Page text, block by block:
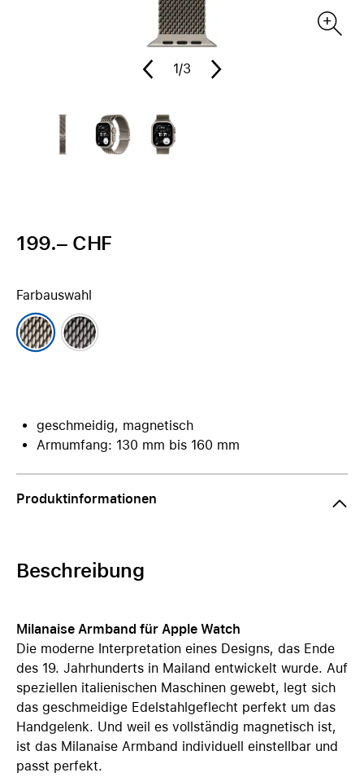
1/3
199.– CHF
Farbauswahl
geschmeidig, magnetisch
Armumfang: 130 mm bis 160 mm
Produktinformationen
Beschreibung
Milanaise Armband für Apple Watch
Die moderne Interpretation eines Designs, das Ende
des 19. Jahrhunderts in Mailand entwickelt wurde. Auf
speziellen italienischen Maschinen gewebt, legt sich
das geschmeidige Edelstahlgeflecht perfekt um das
Handgelenk. Und weil es vollständig magnetisch ist,
ist das Milanaise Armband individuell einstellbar und
passt perfekt.